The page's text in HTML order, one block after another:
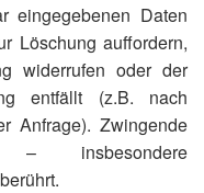
eingegebenen Daten
Löschung auffordern,
widerrufen oder der
entfällt (z.B. nach
Anfrage). Zwingende
– insbesondere